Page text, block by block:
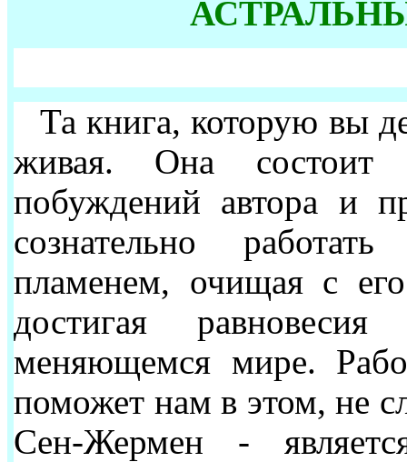
Та книга, которую вы
живая. Она
побуждений автора и
сознательно
пламенем, очищая с
достигая
меняющемся мире.
поможет нам в этом, не
Сен-Жермен -